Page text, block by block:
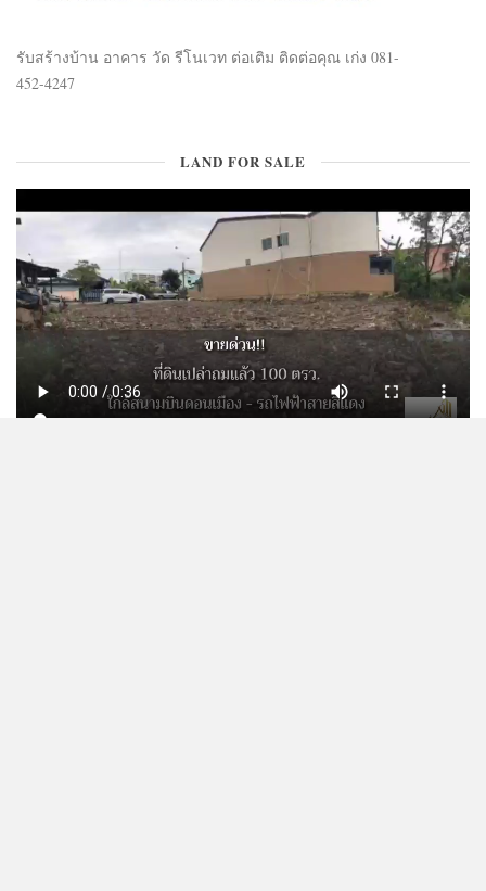
รับสร้างบ้าน อาคาร วัด รีโนเวท ต่อเติม ติดต่อคุณ เก่ง 081-
452-4247
LAND FOR SALE